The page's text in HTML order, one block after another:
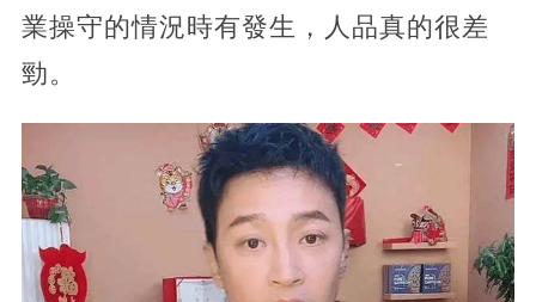
業操守的情況時有發生，人品真的很差
勁。